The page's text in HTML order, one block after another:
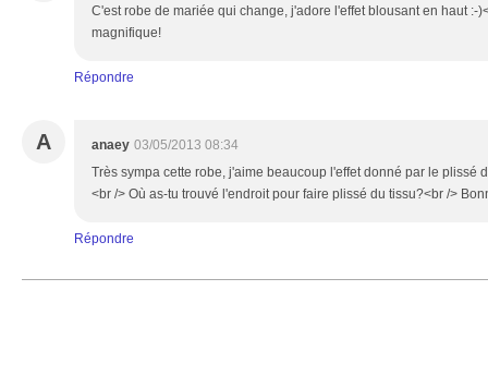
C'est robe de mariée qui change, j'adore l'effet blousant en haut :-
magnifique!
Répondre
A anaey 03/05/2013 08:34
Très sympa cette robe, j'aime beaucoup l'effet donné par le plissé
<br /> Où as-tu trouvé l'endroit pour faire plissé du tissu?<br />
Répondre